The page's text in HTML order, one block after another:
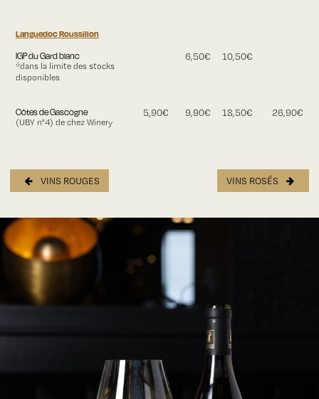
Languedoc Roussillon
IGP du Gard blanc
*dans la limite des stocks
disponibles
6,50€ 10,50€
Côtes de Gascogne
(UBY n°4) de chez Winery
5,90€ 9,90€ 18,50€ 26,90€
VINS ROUGES VINS ROSÉS